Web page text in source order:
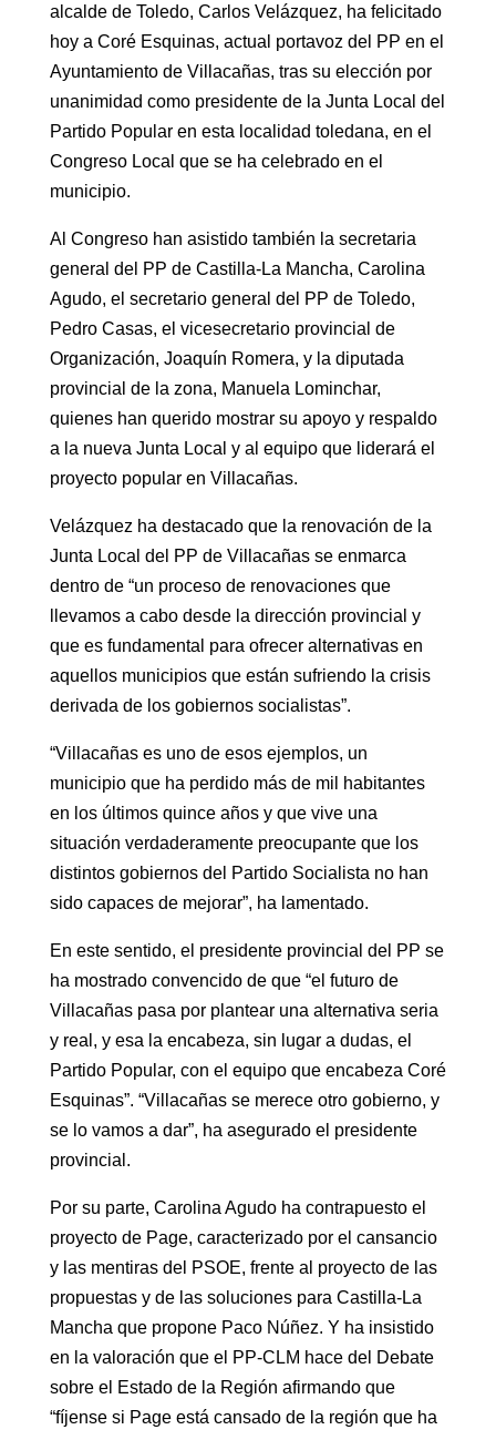
alcalde de Toledo, Carlos Velázquez, ha felicitado
hoy a Coré Esquinas, actual portavoz del PP en el
Ayuntamiento de Villacañas, tras su elección por
unanimidad como presidente de la Junta Local del
Partido Popular en esta localidad toledana, en el
Congreso Local que se ha celebrado en el
municipio.
Al Congreso han asistido también la secretaria
general del PP de Castilla-La Mancha, Carolina
Agudo, el secretario general del PP de Toledo,
Pedro Casas, el vicesecretario provincial de
Organización, Joaquín Romera, y la diputada
provincial de la zona, Manuela Lominchar,
quienes han querido mostrar su apoyo y respaldo
a la nueva Junta Local y al equipo que liderará el
proyecto popular en Villacañas.
Velázquez ha destacado que la renovación de la
Junta Local del PP de Villacañas se enmarca
dentro de “un proceso de renovaciones que
llevamos a cabo desde la dirección provincial y
que es fundamental para ofrecer alternativas en
aquellos municipios que están sufriendo la crisis
derivada de los gobiernos socialistas”.
“Villacañas es uno de esos ejemplos, un
municipio que ha perdido más de mil habitantes
en los últimos quince años y que vive una
situación verdaderamente preocupante que los
distintos gobiernos del Partido Socialista no han
sido capaces de mejorar”, ha lamentado.
En este sentido, el presidente provincial del PP se
ha mostrado convencido de que “el futuro de
Villacañas pasa por plantear una alternativa seria
y real, y esa la encabeza, sin lugar a dudas, el
Partido Popular, con el equipo que encabeza Coré
Esquinas”. “Villacañas se merece otro gobierno, y
se lo vamos a dar”, ha asegurado el presidente
provincial.
Por su parte, Carolina Agudo ha contrapuesto el
proyecto de Page, caracterizado por el cansancio
y las mentiras del PSOE, frente al proyecto de las
propuestas y de las soluciones para Castilla-La
Mancha que propone Paco Núñez. Y ha insistido
en la valoración que el PP-CLM hace del Debate
sobre el Estado de la Región afirmando que
“fíjense si Page está cansado de la región que ha